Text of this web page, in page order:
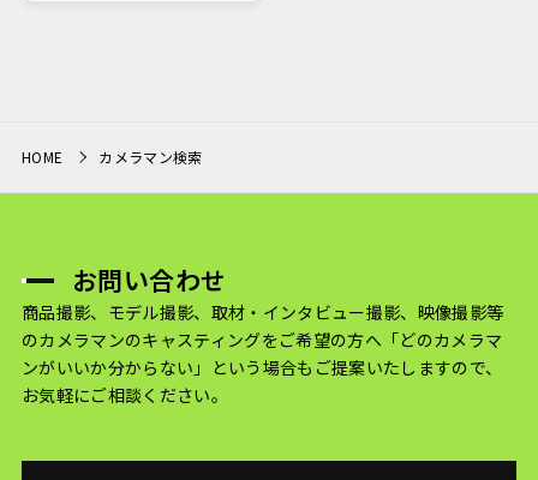
HOME カメラマン検索
お問い合わせ
商品撮影、モデル撮影、取材・インタビュー撮影、映像撮影等
のカメラマンのキャスティングをご希望の方へ 「どのカメラマ
ンがいいか分からない」という場合もご提案いたしますので、
お気軽にご相談ください。